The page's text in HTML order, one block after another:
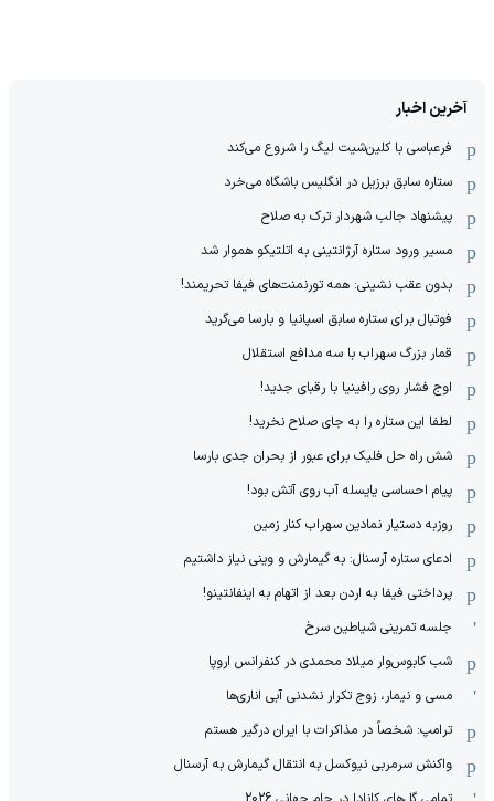
آخرین اخبار
فرعباسی با کلین‌شیت لیگ را شروع می‌کند
ستاره سابق برزیل در انگلیس باشگاه می‌خرد
پیشنهاد جالب شهردار ترک به صلاح
مسیر ورود ستاره آرژانتینی به اتلتیکو هموار شد
بدون عقب نشینی: همه تورنمنت‌های فیفا تحریمند!
فوتبال برای ستاره سابق اسپانیا و بارسا می‌گرید
قمار بزرگ سهراب با سه مدافع استقلال
اوج فشار روی رافینیا با رقبای جدید!
لطفا این ستاره را به جای صلاح نخرید!
شش راه حل فلیک برای عبور از بحران جدی بارسا
پیام احساسی یایسله آب روی آتش بود!
روزبه دستیار نمادین سهراب کنار زمین
ادعای ستاره آرسنال: به گیمارش و وینی نیاز داشتیم
پرداختی فیفا به اردن بعد از اتهام به اینفانتینو!
جلسه تمرینی شیاطین سرخ
شب کابوس‌وار میلاد محمدی در کنفرانس اروپا
مسی و نیمار، زوج تکرار نشدنی آبی اناری‌ها
ترامپ: شخصاً در مذاکرات با ایران درگیر هستم
واکنش سرمربی نیوکسل به انتقال گیمارش به آرسنال